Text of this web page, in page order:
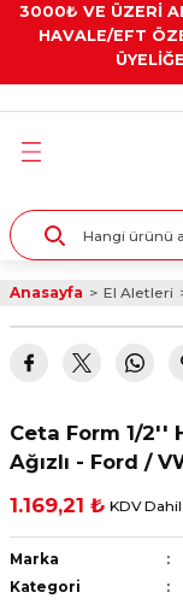
3000₺ VE ÜZERİ
HAVALE/EFT
Gresler
Alet Setleri
ve Multimetreler
ve Penseler
Taşları ve
Anasayfa El Aletleri
Ceta Form 1/2''
Ağızlı - Ford /
1.169,21 ₺ KDV Dahil
Marka
Kategori